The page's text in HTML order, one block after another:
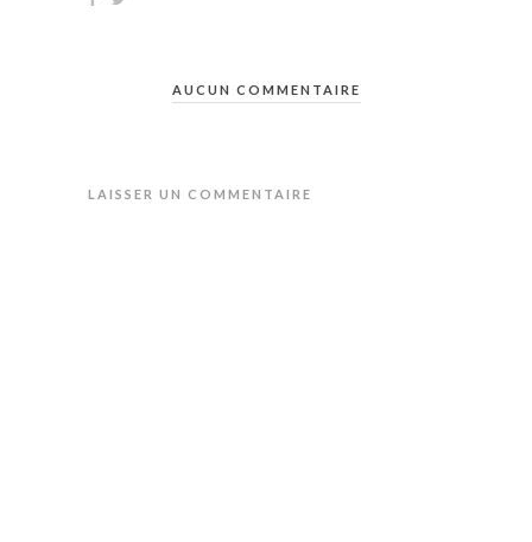
AUCUN COMMENTAIRE
LAISSER UN COMMENTAIRE